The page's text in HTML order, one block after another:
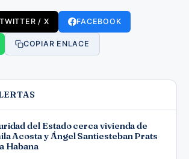
TWITTER / X FACEBOOK
COPIAR ENLACE
del Estado cerca vivienda de
Acosta y Ángel Santiesteban Prats
Habana